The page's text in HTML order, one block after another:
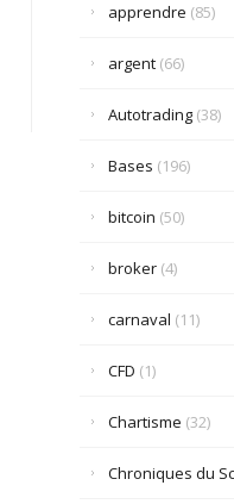
apprendre (85)
argent(66)
Autotrading(38)
Bases (196)
bitcoin (50)
broker(4)
carnaval (11)
CFD (1)
Chartisme (32)
Chroniques du